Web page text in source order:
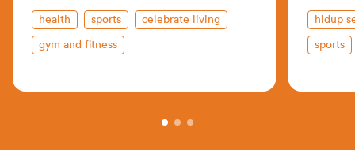
health sports celebrate living
gym and fitness
hidup
sports